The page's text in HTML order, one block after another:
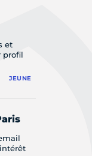
et
profil
JEUNE